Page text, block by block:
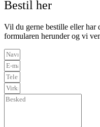
Bestil her
Vil du gerne bestille eller har
formularen herunder og vi